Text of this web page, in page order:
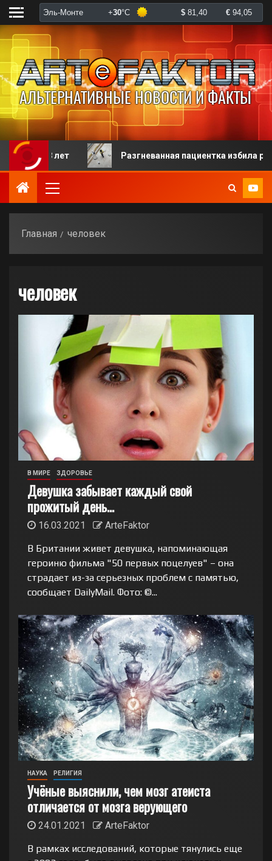
лет Разгневанная пациентка избила робота-
Главная человек
человек
В МИРЕ ЗДОРОВЬЕ
Девушка забывает каждый свой
прожитый день…
16.03.2021
ArteFaktor
В Британии живет девушка, напоминающая
героиню фильма "50 первых поцелуев" – она
страдает из-за серьезных проблем с памятью,
сообщает DailyMail. Фото: ©...
НАУКА РЕЛИГИЯ
Учёные выяснили, чем мозг атеиста
отличается от мозга верующего
24.01.2021
ArteFaktor
В рамках исследований, которые тянулись еще